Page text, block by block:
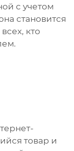
с учетом
становится
кто
товар и